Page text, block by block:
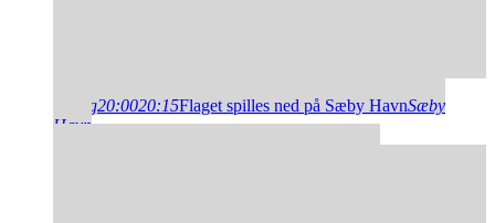
aug20:0020:15Flaget spilles ned på Sæby HavnSæby
Havn